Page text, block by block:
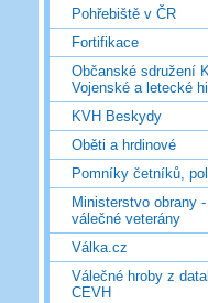
Pohřebiště v ČR
Fortifikace
Občanské sdružení
Vojenské a letecké
KVH Beskydy
Oběti a hrdinové
Pomníky četníků,
Ministerstvo obrany
válečné veterány
Válka.cz
Válečné hroby z
CEVH